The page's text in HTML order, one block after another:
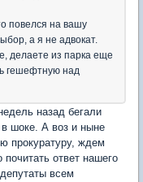
повелся на вашу
а я не адвокат.
делаете из парка еще
гешефтную над
назад бегали
шоке. А воз и ныне
прокуратуру, ждем
ответ нашего
всем